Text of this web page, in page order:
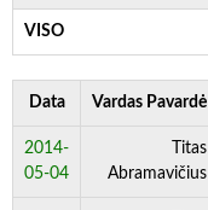
VISO
Data Vardas Pavardė
2014-
05-04
Titas
Abramavičius